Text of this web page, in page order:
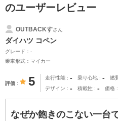
のユーザーレビュー
OUTBACKすさん
ダイハツ コペン
グレード：-
乗車形式：マイカー
評価 5 走行性能 - 乗り心地 - 燃
デザイン - 積載性 - 価格
なぜか飽きのこない一台